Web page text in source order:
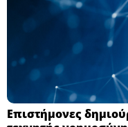
Επιστήμονες